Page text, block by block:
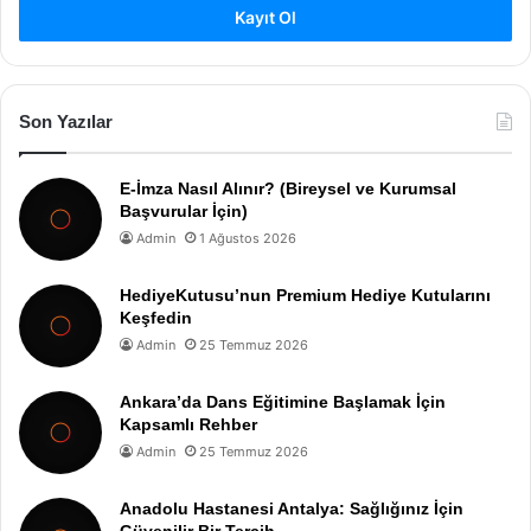
Kayıt Ol
Son Yazılar
E-İmza Nasıl Alınır? (Bireysel ve Kurumsal
Başvurular İçin)
Admin 1 Ağustos 2026
HediyeKutusu’nun Premium Hediye Kutularını
Keşfedin
Admin 25 Temmuz 2026
Ankara’da Dans Eğitimine Başlamak İçin
Kapsamlı Rehber
Admin 25 Temmuz 2026
Anadolu Hastanesi Antalya: Sağlığınız İçin